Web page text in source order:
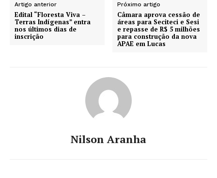
Artigo anterior
Edital “Floresta Viva –
Terras Indígenas” entra
nos últimos dias de
inscrição
Próximo artigo
Câmara aprova cessão de
áreas para Seciteci e Sesi
e repasse de R$ 5 milhões
para construção da nova
APAE em Lucas
Nilson Aranha